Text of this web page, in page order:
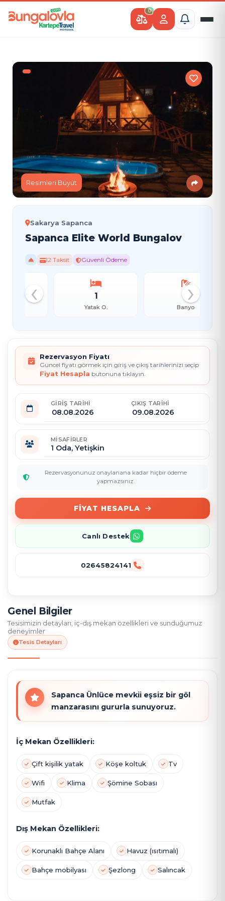
0
Resimleri Büyüt
Sakarya Sapanca
Sapanca Elite World Bungalov
12 Taksit Güvenli Ödeme
‹ ›
Genel Bilgiler
Tesisimizin detayları, iç-dış mekan özellikleri ve sunduğumuz
deneyimler
Tesis Detayları
Sapanca Ünlüce mevkii eşsiz bir göl
manzarasını gururla sunuyoruz.
İç Mekan Özellikleri:
Çift kişilik yatak Köşe koltuk Tv
Wifi Klima Şömine Sobası
Mutfak
Dış Mekan Özellikleri:
Korunaklı Bahçe Alanı Havuz (ısıtımalı)
Bahçe mobilyası Şezlong Salıncak
Rezervasyon Fiyatı
Güncel fiyatı görmek için giriş ve çıkış tarihlerinizi seçip
Fiyat Hesapla butonuna tıklayın.
GIRIŞ TARIHI ÇIKIŞ TARIHI
MISAFIRLER
1 Oda, Yetişkin
Rezervasyonunuz onaylanana kadar hiçbir ödeme
yapmazsınız.
FIYAT HESAPLA
Canlı Destek
02645824141